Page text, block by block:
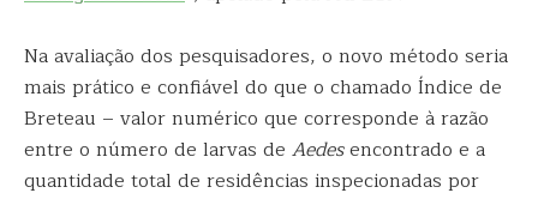
Na avaliação dos pesquisadores, o novo método seria
mais prático e confiável do que o chamado Índice de
Breteau – valor numérico que corresponde à razão
entre o número de larvas de Aedesencontrado e a
quantidade total de residências inspecionadas por